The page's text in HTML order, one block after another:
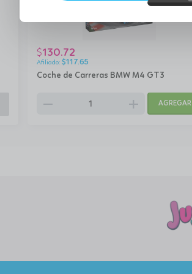
Coche de Carreras BMW M4 GT3
$130.72
$117.65
remove add AGREGAR